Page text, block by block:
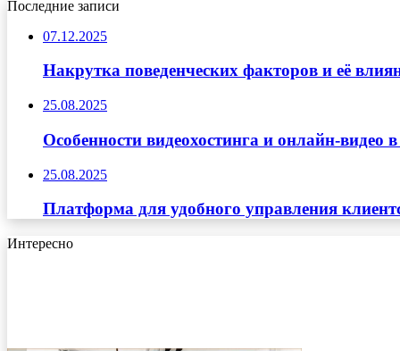
Последние записи
07.12.2025
Накрутка поведенческих факторов и её
25.08.2025
Особенности видеохостинга и онлайн-видео
25.08.2025
Платформа для удобного управления
Интересно